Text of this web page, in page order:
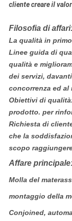
cliente creare il
Filosofia di
La qualità in
Linee guida di
qualità e
dei servizi,
concorrenza ed
Obiettivi di
prodotto. per
Richiesta di
che la
scopo
Affare
Molla del
montaggio della
Conjoined,